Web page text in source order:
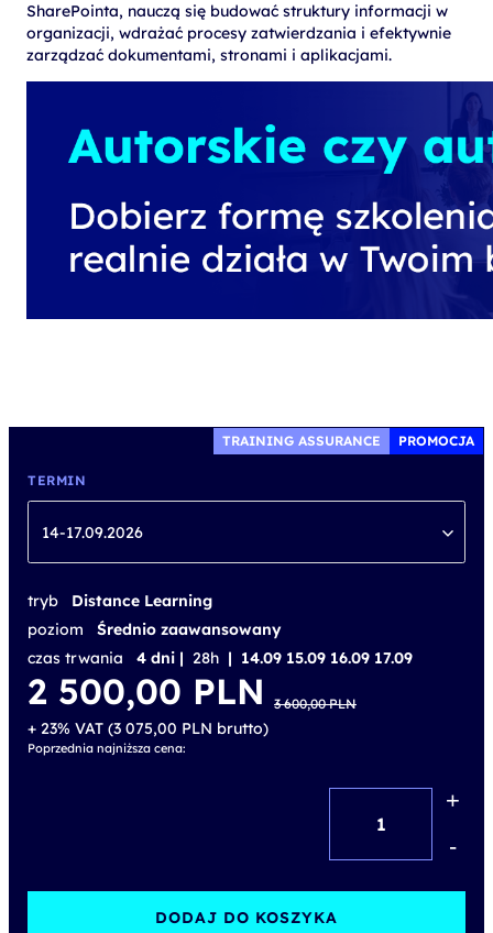
SharePointa, nauczą się budować struktury informacji w
organizacji, wdrażać procesy zatwierdzania i efektywnie
zarządzać dokumentami, stronami i aplikacjami.
TRAINING ASSURANCE PROMOCJA
TERMIN
14-17.09.2026
tryb
Distance Learning
poziom
Średnio zaawansowany
czas trwania
4 dni | 28h | 14.09 15.09 16.09 17.09
3 600,00PLN
Pierwotna
cena
wynosiła:
3 600,00 PLN.
2 500,00 PLN
Aktualna
cena
wynosi:
2 500,00 PLN.
+ 23% VAT (3 075,00 PLN brutto)
Poprzednia najniższa cena:
Super
+
-
DODAJ DO KOSZYKA